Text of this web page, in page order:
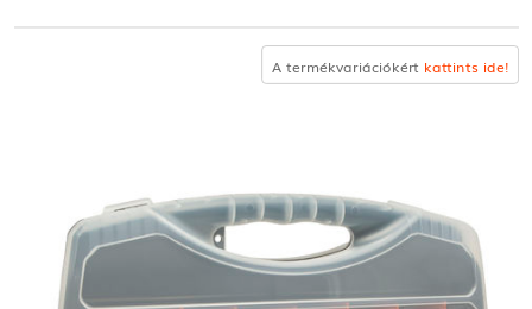
A termékvariációkért kattints ide!